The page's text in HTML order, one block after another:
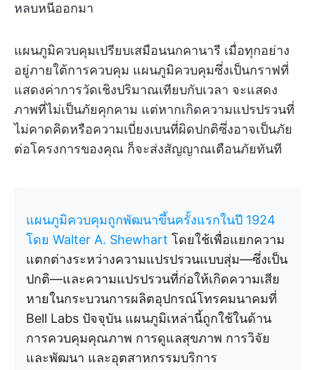
หลบหนีออกมา
แผนภูมิควบคุมเปรียบเสมือนนกคานารี เมื่อทุกอย่าง
อยู่ภายใต้การควบคุม แผนภูมิควบคุมซึ่งเป็นกราฟที่
แสดงค่าการวัดเชิงปริมาณเทียบกับเวลา จะแสดง
ภาพที่ไม่เป็นภัยคุกคาม แต่หากเกิดความแปรปรวนที่
ไม่คาดคิดหรือความเบี่ยงเบนที่ผิดปกติซึ่งอาจเป็นภัย
ต่อโครงการของคุณ ก็จะส่งสัญญาณเตือนภัยทันที
แผนภูมิควบคุมถูกพัฒนาขึ้นครั้งแรกในปี 1924
โดย Walter A. Shewhart โดยใช้เพื่อแยกความ
แตกต่างระหว่างความแปรปรวนแบบสุ่ม—ซึ่งเป็น
ปกติ—และความแปรปรวนที่ก่อให้เกิดความเสีย
หายในกระบวนการผลิตอุปกรณ์โทรคมนาคมที่
Bell Labs ปัจจุบัน แผนภูมิเหล่านี้ถูกใช้ในด้าน
การควบคุมคุณภาพ การดูแลสุขภาพ การวิจัย
และพัฒนา และอุตสาหกรรมบริการ